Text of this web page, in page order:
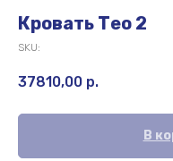
Кровать Тео 2
SKU:
37810,00 р.
В